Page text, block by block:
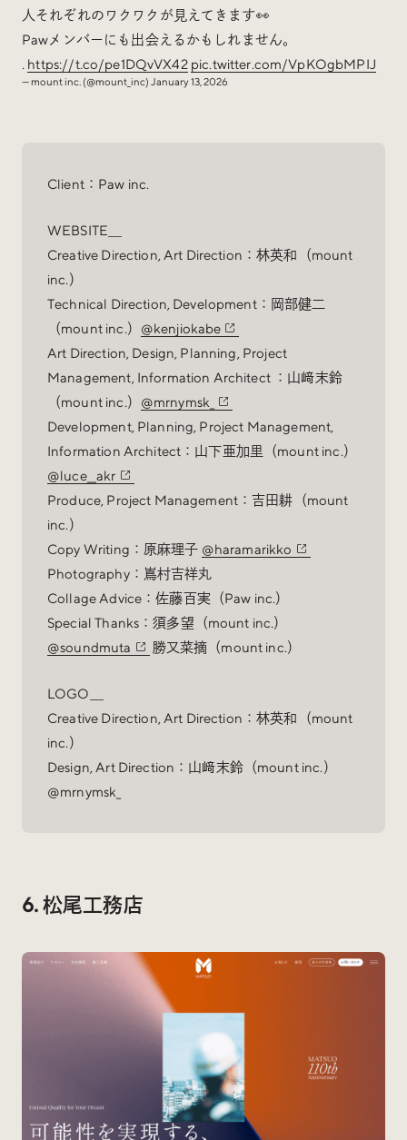
人それぞれのワクワクが見えてきます👀
Pawメンバーにも出会えるかもしれません。
. https://t.co/pe1DQvVX42 pic.twitter.com/VpKOgbMPIJ
— mount inc. (@mount_inc) January 13, 2026
Client：Paw inc.
WEBSITE＿
Creative Direction, Art Direction：林英和（mount
inc.）
Technical Direction, Development：岡部健二
（mount inc.） @kenjiokabe
Art Direction, Design, Planning, Project
Management, Information Architect ：山﨑末鈴
（mount inc.） @mrnymsk_
Development, Planning, Project Management,
Information Architect：山下亜加里（mount inc.）
@luce__akr
Produce, Project Management：吉田耕（mount
inc.）
Copy Writing：原麻理子 @haramarikko
Photography：嶌村吉祥丸
Collage Advice：佐藤百実（Paw inc.）
Special Thanks：須多望（mount inc.）
@soundmuta
勝又菜摘（mount inc.）
LOGO＿
Creative Direction, Art Direction：林英和（mount
inc.）
Design, Art Direction：山﨑末鈴（mount inc.）
@mrnymsk_
6. 松尾工務店